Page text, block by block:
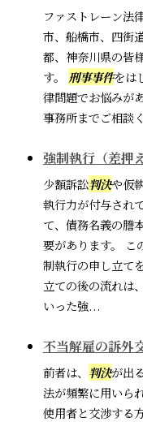
ファストレーン法
市、船橋市、四街
都、神奈川県の皆
す。
刑事事件をは
律問題でお悩みが
事務所までご相談
強制執行（差押
少額訴訟判決や仮
執行力が付与され
て、債務名義の謄
要があります。 こ
制執行の申し立て
立ての後の流れは
いった強...
不当解雇の訴外
前者は、 判決が出
法が頻繁に用いら
使用者と交渉する